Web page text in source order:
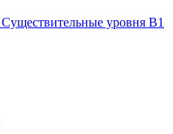
Существительные уровня B1